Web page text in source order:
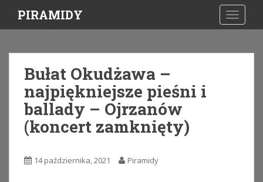
i
PIRAMIDY
Bułat Okudżawa –
najpiękniejsze pieśni i
ballady – Ojrzanów
(koncert zamknięty)
14 października, 2021 Piramidy